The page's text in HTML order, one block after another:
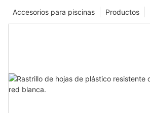
Productos
Accesorios para piscinas